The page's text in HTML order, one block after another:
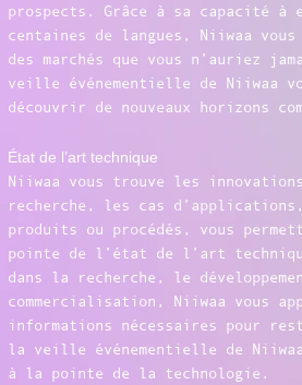
prospects. Grâce à sa capacité à
centaines de langues, Niiwaa
des marchés que vous n’auriez
veille événementielle de Niiwaa
découvrir de nouveaux horizons
État de l’art technique
Niiwaa vous trouve les
recherche, les cas
produits ou procédés, vous
pointe de l’état de l’art
dans la recherche, le
commercialisation, Niiwaa vous
informations nécessaires pour
la veille événementielle de
à la pointe de la technologie.